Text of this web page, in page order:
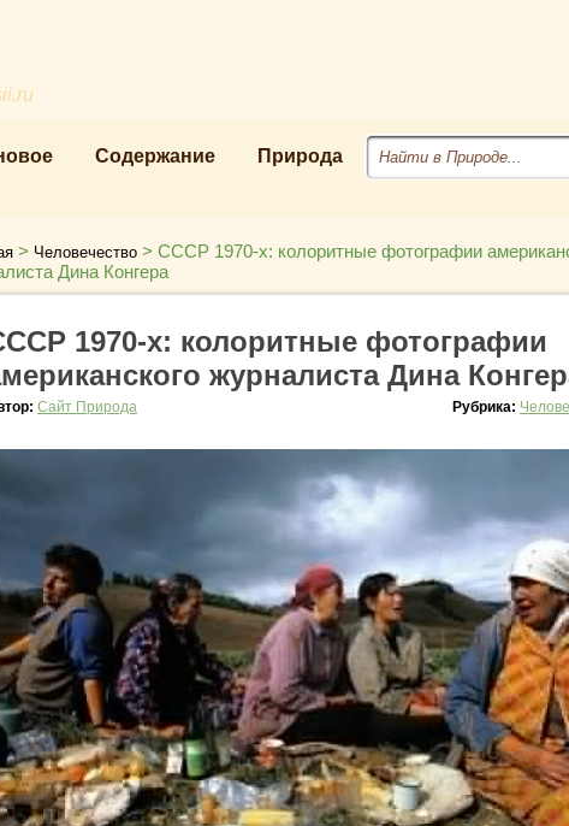
Содержание Природа
> Человечество > СССР 1970-х: колоритные фотографии
Дина Конгера
1970-х: колоритные фотографии
журналиста Дина
Сайт Природа Рубрика: